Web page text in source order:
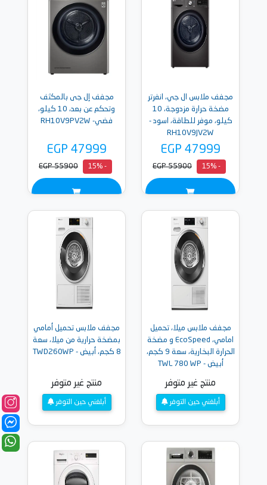
مجفف ملابس ال جي، انفرتر
مضخة حرارة مزدوجة، 10
كيلو، موفر للطاقة، اسود -
RH10V9JV2W
EGP 47999
- 15%
EGP 55900
مجفف إل جى بالمكثف
وتحكم عن بعد، 10 كيلو،
فضي- RH10V9PV2W
EGP 47999
- 15%
EGP 55900
مجفف ملابس ميلا، تحميل
امامي، EcoSpeed و مضخة
الحرارة البخارية، سعة 9 كجم،
أبيض - TWL 780 WP
منتج غير متوفر
أبلغني حين التوفر
مجفف ملابس تحميل أمامي
بمضخة حرارية من ميلا، سعة
8 كجم، أبيض - TWD260WP
منتج غير متوفر
أبلغني حين التوفر